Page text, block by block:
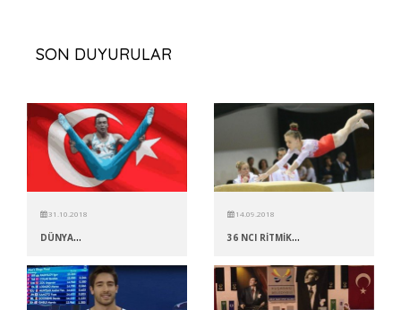
SON DUYURULAR
31.10.2018
DÜNYA...
14.09.2018
36 NCI RİTMİK...